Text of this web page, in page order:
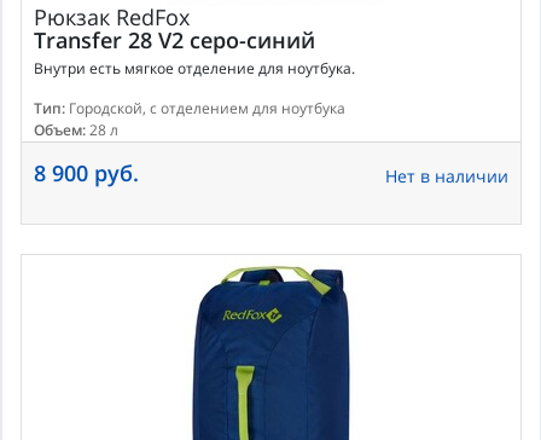
Рюкзак RedFox
Transfer 28 V2 серо-синий
Внутри есть мягкое отделение для ноутбука.
Тип: Городской, с отделением для ноутбука
Объем:28 л
8 900 руб. Нет в наличии